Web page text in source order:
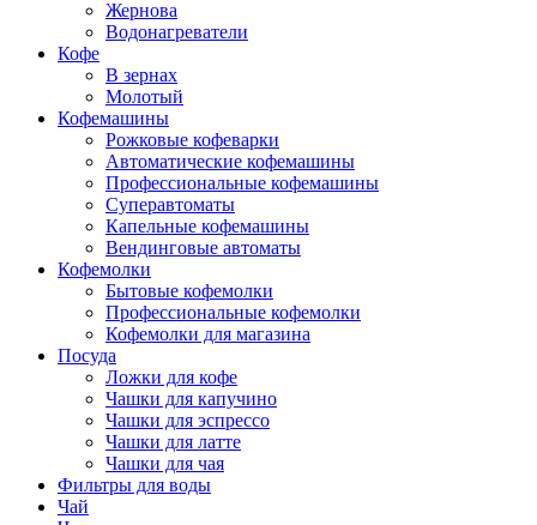
Жернова
Водонагреватели
Кофе
В зернах
Молотый
Кофемашины
Рожковые кофеварки
Автоматические кофемашины
Профессиональные кофемашины
Суперавтоматы
Капельные кофемашины
Вендинговые автоматы
Кофемолки
Бытовые кофемолки
Профессиональные кофемолки
Кофемолки для магазина
Посуда
Ложки для кофе
Чашки для капучино
Чашки для эспрессо
Чашки для латте
Чашки для чая
Фильтры для воды
Чай